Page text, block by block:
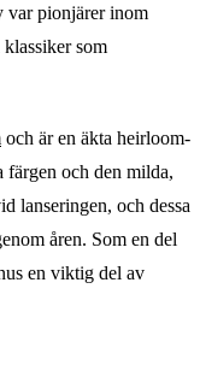
var pionjärer inom
som
och är en äkta heirloom-
färgen och den milda,
lanseringen, och dessa
åren. Som en del
en viktig del av